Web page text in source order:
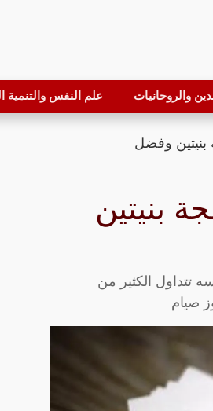
والروحانيات علم النفس والتنمية
وفضل
بنيتين
تتداول الكثير من
صيام